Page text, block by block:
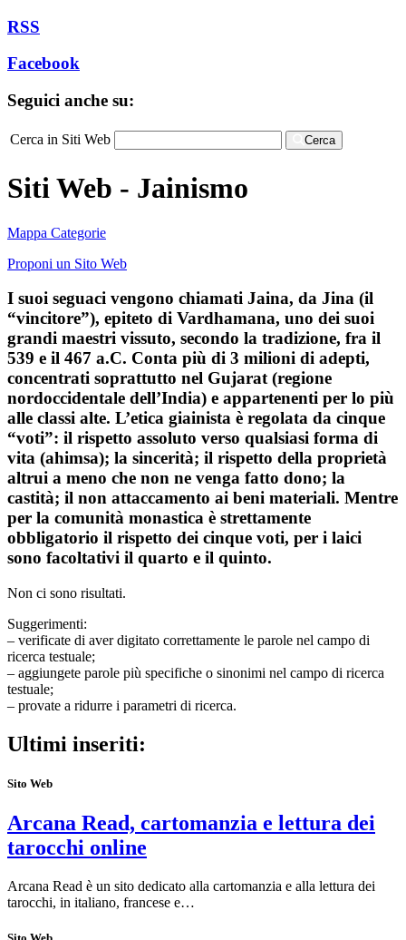
RSS
Facebook
Seguici anche su:
Cerca in Siti Web Cerca
Siti Web - Jainismo
Mappa Categorie
Proponi un Sito Web
I suoi seguaci vengono chiamati Jaina, da Jina (il
“vincitore”), epiteto di Vardhamana, uno dei suoi
grandi maestri vissuto, secondo la tradizione, fra il
539 e il 467 a.C. Conta più di 3 milioni di adepti,
concentrati soprattutto nel Gujarat (regione
nordoccidentale dell’India) e appartenenti per lo più
alle classi alte. L’etica giainista è regolata da cinque
“voti”: il rispetto assoluto verso qualsiasi forma di
vita (ahimsa); la sincerità; il rispetto della proprietà
altrui a meno che non ne venga fatto dono; la
castità; il non attaccamento ai beni materiali. Mentre
per la comunità monastica è strettamente
obbligatorio il rispetto dei cinque voti, per i laici
sono facoltativi il quarto e il quinto.
Non ci sono risultati.
Suggerimenti:
– verificate di aver digitato correttamente le parole nel campo di
ricerca testuale;
– aggiungete parole più specifiche o sinonimi nel campo di ricerca
testuale;
– provate a ridurre i parametri di ricerca.
Ultimi inseriti:
Sito Web
Arcana Read, cartomanzia e lettura dei
tarocchi online
Arcana Read è un sito dedicato alla cartomanzia e alla lettura dei
tarocchi, in italiano, francese e…